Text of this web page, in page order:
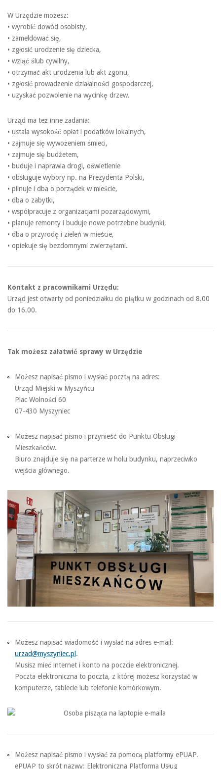
W Urzędzie możesz:
• wyrobić dowód osobisty,
• zameldować się,
• zgłosić urodzenie się dziecka,
• wziąć ślub cywilny,
• otrzymać akt urodzenia lub akt zgonu,
• zgłosić prowadzenie działalności gospodarczej,
• uzyskać pozwolenie na wycinkę drzew.
Urząd ma też inne zadania:
• ustala wysokość opłat i podatków lokalnych,
• zajmuje się wywożeniem śmieci,
• zajmuje się budżetem,
• buduje i naprawia drogi, oświetlenie
• obsługuje wybory np. na Prezydenta Polski,
• pilnuje i dba o porządek w mieście,
• dba o zabytki,
• współpracuje z organizacjami pozarządowymi,
• planuje remonty i buduje nowe potrzebne budynki,
• dba o przyrodę i zieleń w mieście,
• opiekuje się bezdomnymi zwierzętami.
Kontakt z pracownikami Urzędu:
Urząd jest otwarty od poniedziałku do piątku w godzinach od 8.00
do 16.00.
Tak możesz załatwić sprawy w Urzędzie
Możesz napisać pismo i wysłać pocztą na adres:
Urząd Miejski w Myszyńcu
Plac Wolności 60
07-430 Myszyniec
Możesz napisać pismo i przynieść do Punktu Obsługi
Mieszkańców.
Biuro znajduje się na parterze w holu budynku, naprzeciwko
wejścia głównego.
Możesz napisać wiadomość i wysłać na adres e-mail:
urzad@myszyniec.pl .
Musisz mieć internet i konto na poczcie elektronicznej.
Poczta elektroniczna to poczta, z której możesz korzystać w
komputerze, tablecie lub telefonie komórkowym.
Możesz napisać pismo i wysłać za pomocą platformy ePUAP.
ePUAP to skrót nazwy: Elektroniczna Platforma Usług